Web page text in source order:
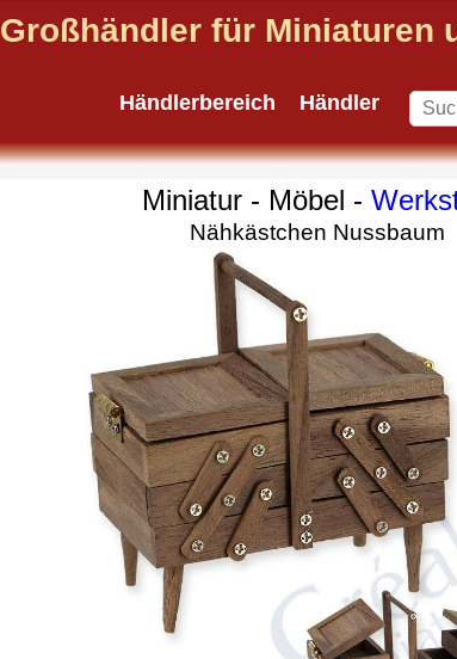
Großhändler für Miniaturen
Händlerbereich Händler
Miniatur - Möbel -
Nähkästchen Nussbaum